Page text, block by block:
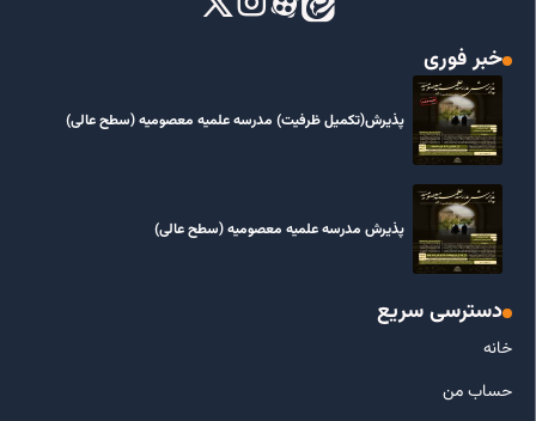
خبر فوری
پذیرش(تکمیل ظرفیت) مدرسه علمیه معصومیه‌ (سطح عالی)
پذیرش مدرسه علمیه معصومیه‌ (سطح عالی)
دسترسی سریع
خانه
حساب من